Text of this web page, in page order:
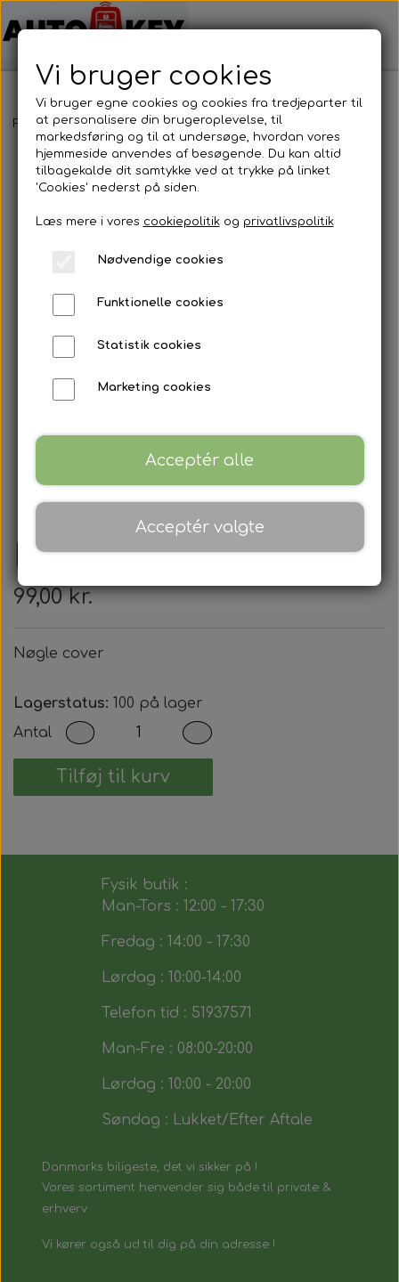
Forside Bilnøgler Mini Nøgle cover Nøgle cover
Nøgle cover
99,00 kr.
Nøgle cover
Lagerstatus: 100 på lager
Antal
Tilføj til kurv
Fysik butik :
Man-Tors : 12:00 - 17:30
Fredag : 14:00 - 17:30
Lørdag : 10:00-14:00
Telefon tid : 51937571
Man-Fre : 08:00-20:00
Lørdag : 10:00 - 20:00
Søndag : Lukket/Efter Aftale
Danmarks biligeste, det vi sikker på !
Vores sortiment henvender sig både til private &
erhverv.
Vi kører også ud til dig på din adresse !
Vi bruger cookies
Vi bruger egne cookies og cookies fra tredjeparter til
at personalisere din brugeroplevelse, til
markedsføring og til at undersøge, hvordan vores
hjemmeside anvendes af besøgende. Du kan altid
tilbagekalde dit samtykke ved at trykke på linket
'Cookies' nederst på siden.
Læs mere i vores cookiepolitikog privatlivspolitik
Nødvendige cookies
Funktionelle cookies
Statistik cookies
Marketing cookies
Acceptér alle
Acceptér valgte